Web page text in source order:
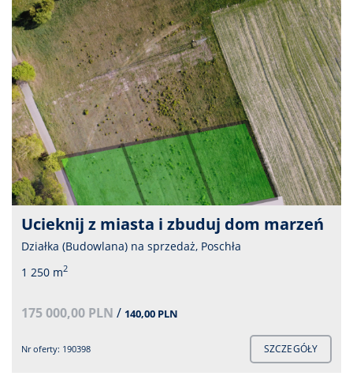
Ucieknij z miasta i zbuduj dom marzeń
Działka (Budowlana) na sprzedaż, Poschła
1 250 m2
175 000,00 PLN / 140,00 PLN
Nr oferty: 190398 SZCZEGÓŁY